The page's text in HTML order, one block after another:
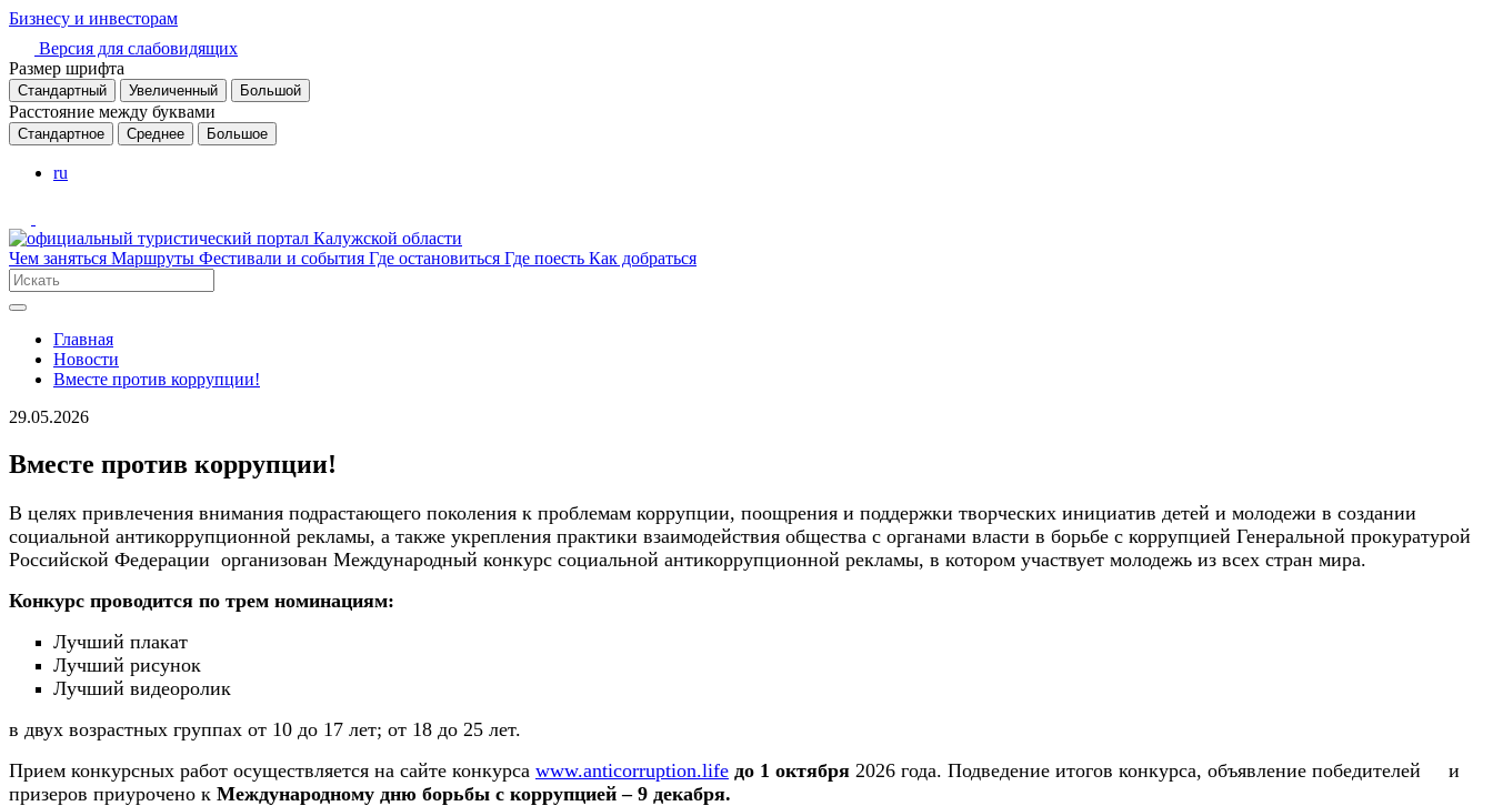
Бизнесу и инвесторам
Версия для слабовидящих
Размер шрифта
Стандартный Увеличенный Большой
Расстояние между буквами
Стандартное Среднее Большое
ru
Чем заняться Маршруты Фестивали и события Где остановиться Где поесть Как добраться
Главная
Новости
Вместе против коррупции!
29.05.2026
Вместе против коррупции!
В целях привлечения внимания подрастающего поколения к проблемам коррупции, поощрения и поддержки творческих инициатив детей и молодежи в создании
социальной антикоррупционной рекламы, а также укрепления практики взаимодействия общества с органами власти в борьбе с коррупцией Генеральной прокуратурой
Российской Федерации организован Международный конкурс социальной антикоррупционной рекламы, в котором участвует молодежь из всех стран мира.
Конкурс проводится по трем номинациям:
Лучший плакат
Лучший рисунок
Лучший видеоролик
в двух возрастных группах от 10 до 17 лет; от 18 до 25 лет.
Прием конкурсных работ осуществляется на сайте конкурса www.anticorruption.life до 1 октября 2026 года. Подведение итогов конкурса, объявление победителей и
призеров приурочено к Международному дню борьбы с коррупцией – 9 декабря.